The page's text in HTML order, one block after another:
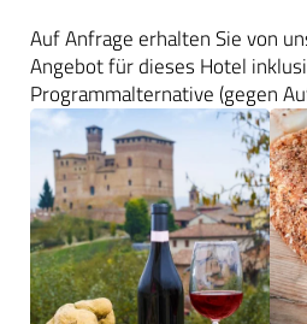
Auf Anfrage erhalten Sie von
Angebot für dieses Hotel
Programmalternative (gegen